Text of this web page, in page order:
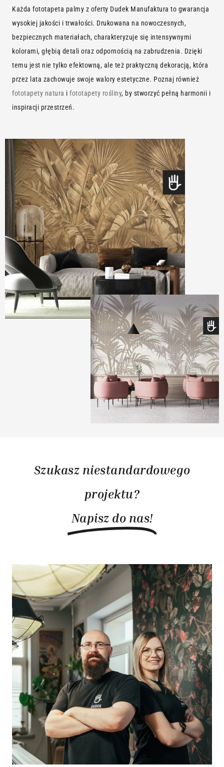
Każda fototapeta palmy z oferty Dudek Manufaktura to gwarancja
wysokiej jakości i trwałości. Drukowana na nowoczesnych,
bezpiecznych materiałach, charakteryzuje się intensywnymi
kolorami, głębią detali oraz odpornością na zabrudzenia. Dzięki
temu jest nie tylko efektowną, ale też praktyczną dekoracją, która
przez lata zachowuje swoje walory estetyczne. Poznaj również
fototapety natura i fototapety rośliny, by stworzyć pełną harmonii i
inspiracji przestrzeń.
Szukasz niestandardowego
projektu?
Napisz do nas!